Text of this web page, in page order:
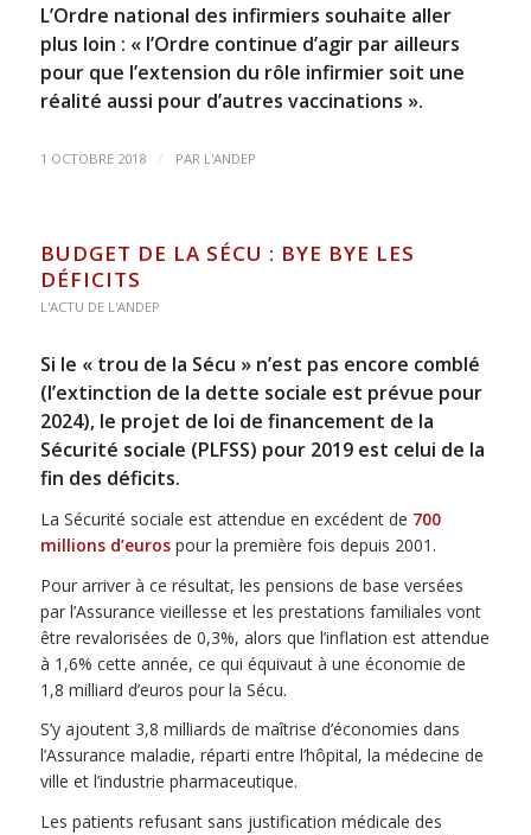
L’Ordre national des infirmiers souhaite aller
plus loin : « l’Ordre continue d’agir par ailleurs
pour que l’extension du rôle infirmier soit une
réalité aussi pour d’autres vaccinations ».
1 OCTOBRE 2018 / PAR L'ANDEP
BUDGET DE LA SÉCU : BYE BYE LES
DÉFICITS
L'ACTU DE L'ANDEP
Si le « trou de la Sécu » n’est pas encore comblé
(l’extinction de la dette sociale est prévue pour
2024), le projet de loi de financement de la
Sécurité sociale (PLFSS) pour 2019 est celui de la
fin des déficits.
La Sécurité sociale est attendue en excédent de 700
millions d’eurospour la première fois depuis 2001.
Pour arriver à ce résultat, les pensions de base versées
par l’Assurance vieillesse et les prestations familiales vont
être revalorisées de 0,3%, alors que l’inflation est attendue
à 1,6% cette année, ce qui équivaut à une économie de
1,8 milliard d’euros pour la Sécu.
S’y ajoutent 3,8 milliards de maîtrise d’économies dans
l’Assurance maladie, réparti entre l’hôpital, la médecine de
ville et l’industrie pharmaceutique.
Les patients refusant sans justification médicale des